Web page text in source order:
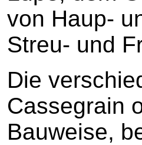
von Haup-
Streu- und
Die
Cassegrain
Bauweise,